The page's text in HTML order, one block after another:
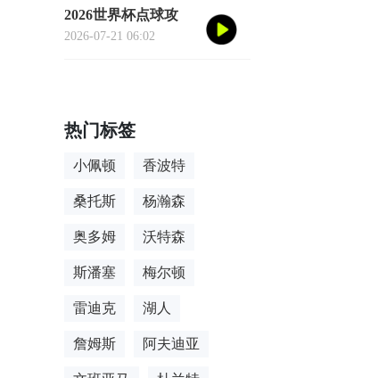
则
2026世界杯点球攻
防：基于手套湿度变
2026-07-21 06:02
热门标签
小佩顿 香波特
桑托斯 杨瀚森
奥多姆 沃特森
斯潘塞 梅尔顿
雷迪克 湖人
詹姆斯 阿夫迪亚